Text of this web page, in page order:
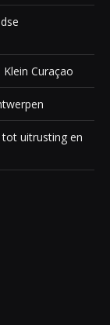
Curaçao
uitrusting en